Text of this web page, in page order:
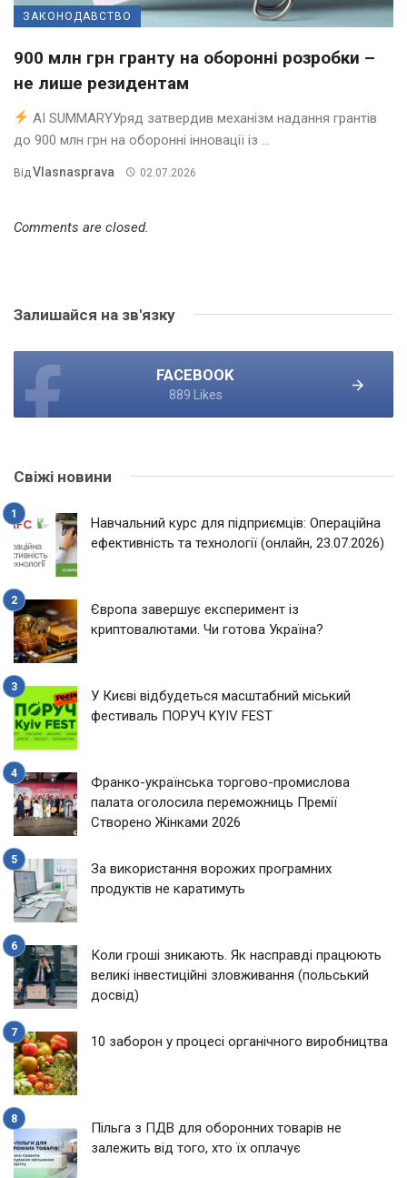
ЗАКОНОДАВСТВО
900 млн грн гранту на оборонні розробки –
не лише резидентам
AI SUMMARYУряд затвердив механізм надання грантів
до 900 млн грн на оборонні інновації із ...
Від Vlasnasprava 02.07.2026
Comments are closed.
Залишайся на зв'язку
FACEBOOK
889 Likes
Свіжі новини
Навчальний курс для підприємців: Операційна
ефективність та технології (онлайн, 23.07.2026)
Європа завершує експеримент із
криптовалютами. Чи готова Україна?
У Києві відбудеться масштабний міський
фестиваль ПОРУЧ KYIV FEST
Франко-українська торгово-промислова
палата оголосила переможниць Премії
Створено Жінками 2026
За використання ворожих програмних
продуктів не каратимуть
Коли гроші зникають. Як насправді працюють
великі інвестиційні зловживання (польський
досвід)
10 заборон у процесі органічного виробництва
Пільга з ПДВ для оборонних товарів не
залежить від того, хто їх оплачує